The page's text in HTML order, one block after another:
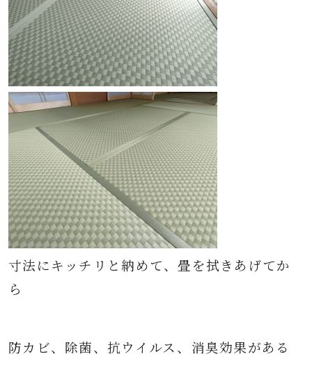
寸法にキッチリと納めて、畳を拭きあげてか
ら
防カビ、除菌、抗ウイルス、消臭効果がある